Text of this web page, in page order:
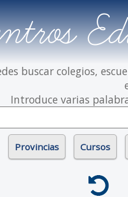
buscar colegios,
Introduce varias
Provincias Cursos